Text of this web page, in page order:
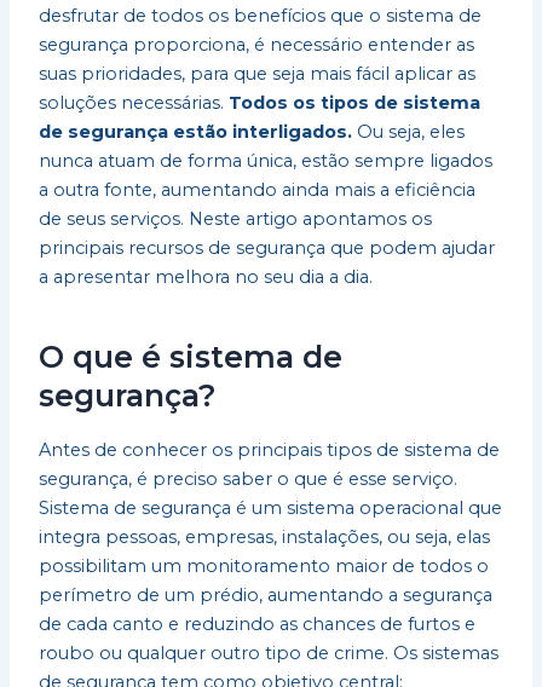
desfrutar de todos os benefícios que o sistema de
segurança proporciona, é necessário entender as
suas prioridades, para que seja mais fácil aplicar as
soluções necessárias. Todos os tipos de sistema
de segurança estão interligados. Ou seja, eles
nunca atuam de forma única, estão sempre ligados
a outra fonte, aumentando ainda mais a eficiência
de seus serviços. Neste artigo apontamos os
principais recursos de segurança que podem ajudar
a apresentar melhora no seu dia a dia.
O que é sistema de
segurança?
Antes de conhecer os principais tipos de sistema de
segurança, é preciso saber o que é esse serviço.
Sistema de segurança é um sistema operacional que
integra pessoas, empresas, instalações, ou seja, elas
possibilitam um monitoramento maior de todos o
perímetro de um prédio, aumentando a segurança
de cada canto e reduzindo as chances de furtos e
roubo ou qualquer outro tipo de crime. Os sistemas
de segurança tem como objetivo central: